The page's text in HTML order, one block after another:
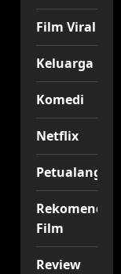
Film Viral
Keluarga
Komedi
Netflix
Petualangan
Rekomendasi
Film
Review